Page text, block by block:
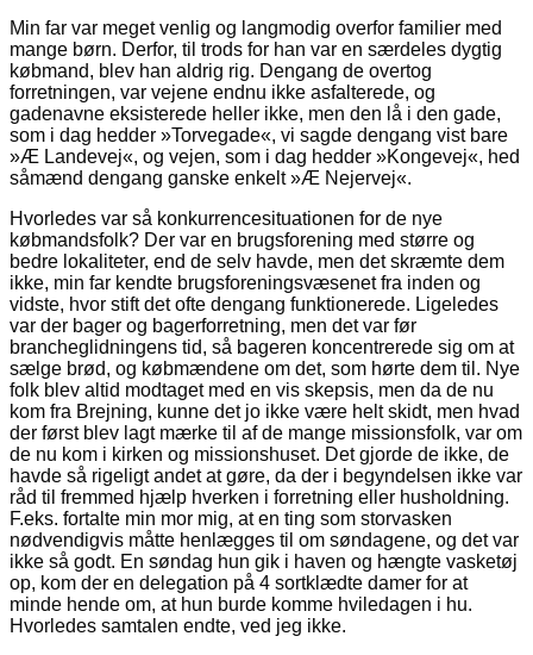
Min far var meget venlig og langmodig overfor familier med
mange børn. Derfor, til trods for han var en særdeles dygtig
købmand, blev han aldrig rig. Dengang de overtog
forretningen, var vejene endnu ikke asfalterede, og
gadenavne eksisterede heller ikke, men den lå i den gade,
som i dag hedder »Torvegade«, vi sagde dengang vist bare
»Æ Landevej«, og vejen, som i dag hedder »Kongevej«, hed
såmænd dengang ganske enkelt »Æ Nejervej«.
Hvorledes var så konkurrencesituationen for de nye
købmandsfolk? Der var en brugsforening med større og
bedre lokaliteter, end de selv havde, men det skræmte dem
ikke, min far kendte brugsforeningsvæsenet fra inden og
vidste, hvor stift det ofte dengang funktionerede. Ligeledes
var der bager og bagerforretning, men det var før
brancheglidningens tid, så bageren koncentrerede sig om at
sælge brød, og købmændene om det, som hørte dem til. Nye
folk blev altid modtaget med en vis skepsis, men da de nu
kom fra Brejning, kunne det jo ikke være helt skidt, men hvad
der først blev lagt mærke til af de mange missionsfolk, var om
de nu kom i kirken og missionshuset. Det gjorde de ikke, de
havde så rigeligt andet at gøre, da der i begyndelsen ikke var
råd til fremmed hjælp hverken i forretning eller husholdning.
F.eks. fortalte min mor mig, at en ting som storvasken
nødvendigvis måtte henlægges til om søndagene, og det var
ikke så godt. En søndag hun gik i haven og hængte vasketøj
op, kom der en delegation på 4 sortklædte damer for at
minde hende om, at hun burde komme hviledagen i hu.
Hvorledes samtalen endte, ved jeg ikke.